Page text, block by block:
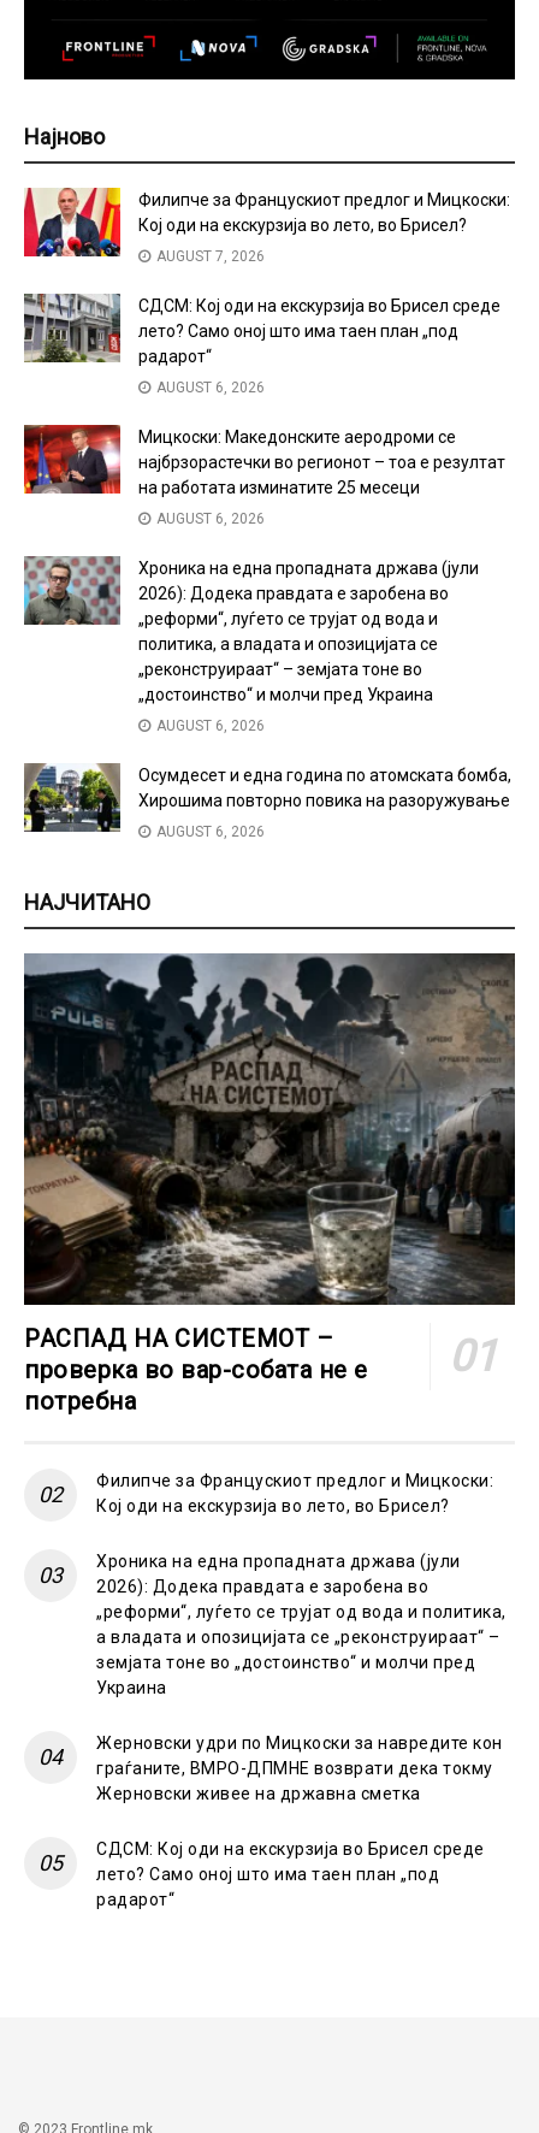
Најново
Филипче за Францускиот предлог и Мицкоски:
Кој оди на екскурзија во лето, во Брисел?
AUGUST 7, 2026
СДСМ: Кој оди на екскурзија во Брисел среде
лето? Само оној што има таен план „под
радарот“
AUGUST 6, 2026
Мицкоски: Македонските аеродроми се
најбрзорастечки во регионот – тоа е резултат
на работата изминатите 25 месеци
AUGUST 6, 2026
Хроника на една пропадната држава (јули
2026): Додека правдата е заробена во
„реформи“, луѓето се трујат од вода и
политика, а владата и опозицијата се
„реконструираат“ – земјата тоне во
„достоинство“ и молчи пред Украина
AUGUST 6, 2026
Осумдесет и една година по атомската бомба,
Хирошима повторно повика на разоружување
AUGUST 6, 2026
НАЈЧИТАНО
РАСПАД НА СИСТЕМОТ –
проверка во вар-собата не е
потребна
Филипче за Францускиот предлог и Мицкоски:
Кој оди на екскурзија во лето, во Брисел?
Хроника на една пропадната држава (јули
2026): Додека правдата е заробена во
„реформи“, луѓето се трујат од вода и политика,
а владата и опозицијата се „реконструираат“ –
земјата тоне во „достоинство“ и молчи пред
Украина
Жерновски удри по Мицкоски за навредите кон
граѓаните, ВМРО-ДПМНЕ возврати дека токму
Жерновски живее на државна сметка
СДСМ: Кој оди на екскурзија во Брисел среде
лето? Само оној што има таен план „под
радарот“
© 2023 Frontline.mk